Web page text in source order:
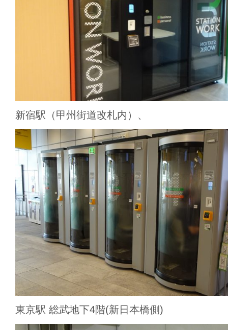
新宿駅（甲州街道改札内）、
東京駅 総武地下4階(新日本橋側)